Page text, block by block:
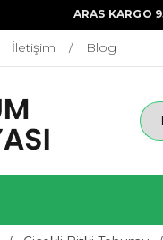
ARAS KARGO
İletişim Blog